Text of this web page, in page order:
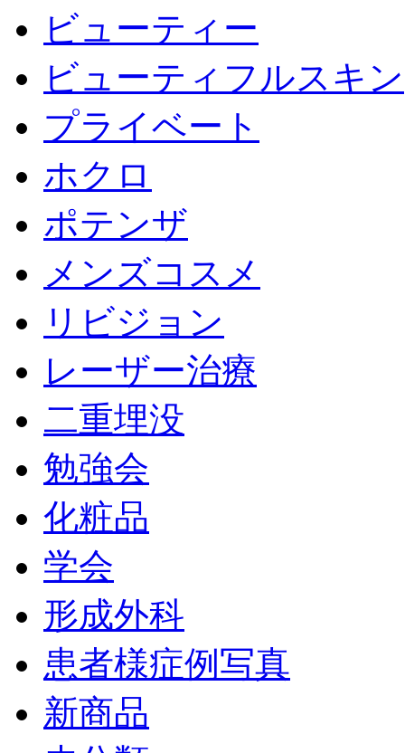
ビューティー
ビューティフルスキン
プライベート
ホクロ
ポテンザ
メンズコスメ
リビジョン
レーザー治療
二重埋没
勉強会
化粧品
学会
形成外科
患者様症例写真
新商品